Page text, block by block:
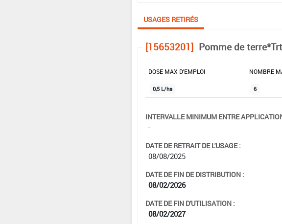
USAGES RETIRÉS
[15653201] Pomme de
DOSE MAX D'EMPLOI NOMBRE
0,5 L/ha 6
INTERVALLE MINIMUM ENTRE
-
DATE DE RETRAIT DE L'USAGE :
08/08/2025
DATE DE FIN DE DISTRIBUTION :
08/02/2026
DATE DE FIN D'UTILISATION :
08/02/2027